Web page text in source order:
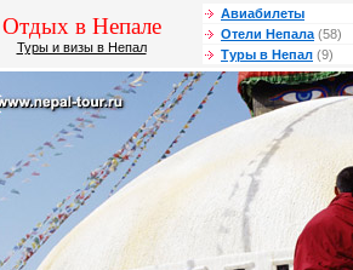
Отдых в Непале
Туры и визы в Непал
Авиабилеты
Отели Непала (58)
Туры в Непал (9)